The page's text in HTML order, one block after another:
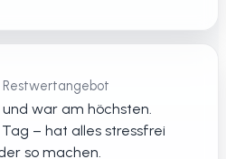
Restwertangebot
war am höchsten.
– hat alles stressfrei
so machen.